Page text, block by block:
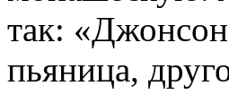
так:
пьяница,